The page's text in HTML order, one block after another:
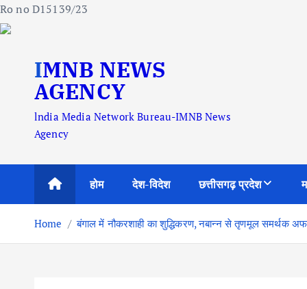
Ro no D15139/23
IMNB NEWS
AGENCY
lndia Media Network Bureau-IMNB News
Agency
होम देश-विदेश छत्तीसगढ़ प्रदेश
Home बंगाल में नौकरशाही का शुद्धिकरण, नबान्न से तृणमूल समर्थक